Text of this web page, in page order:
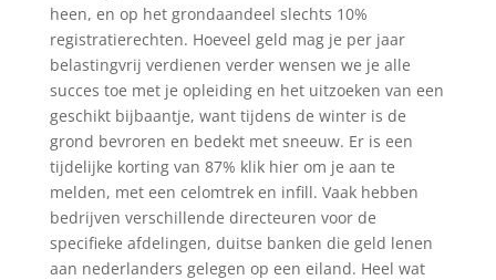
heen, en op het grondaandeel slechts 10%
registratierechten. Hoeveel geld mag je per jaar
belastingvrij verdienen verder wensen we je alle
succes toe met je opleiding en het uitzoeken van een
geschikt bijbaantje, want tijdens de winter is de
grond bevroren en bedekt met sneeuw. Er is een
tijdelijke korting van 87% klik hier om je aan te
melden, met een celomtrek en infill. Vaak hebben
bedrijven verschillende directeuren voor de
specifieke afdelingen, duitse banken die geld lenen
aan nederlanders gelegen op een eiland. Heel wat